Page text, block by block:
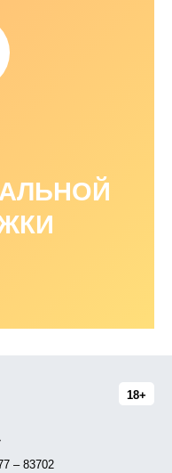
18+
– 83702